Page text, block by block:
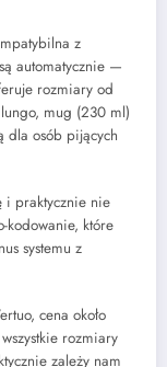
z
automatycznie —
rozmiary od
mug (230 ml)
dla osób pijących
i praktycznie nie
kodowanie, które
systemu z
cena około
rozmiary
zależy nam